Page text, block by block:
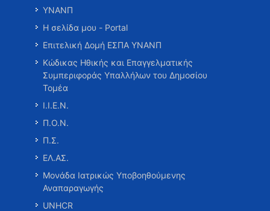
ΥΝΑΝΠ
Η σελίδα μου - Portal
Επιτελική Δομή ΕΣΠΑ ΥΝΑΝΠ
Κώδικας Ηθικής και Επαγγελματικής
Συμπεριφοράς Υπαλλήλων του Δημοσίου
Τομέα
Ι.Ι.Ε.Ν.
Π.Ο.Ν.
Π.Σ.
ΕΛ.ΑΣ.
Μονάδα Ιατρικώς Υποβοηθούμενης
Αναπαραγωγής
UNHCR